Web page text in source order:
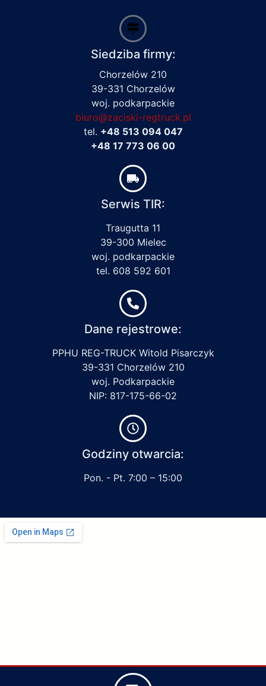
Siedziba firmy:
Chorzelów 210
39-331 Chorzelów
woj. podkarpackie
biuro@zaciski-regtruck.pl
tel. +48 513 094 047
+48 17 773 06 00
Serwis TIR:
Traugutta 11
39-300 Mielec
woj. podkarpackie
tel. 608 592 601
Dane rejestrowe:
PPHU REG-TRUCK Witold Pisarczyk
39-331 Chorzelów 210
woj. Podkarpackie
NIP: 817-175-66-02
Godziny otwarcia:
Pon. - Pt. 7:00 – 15:00